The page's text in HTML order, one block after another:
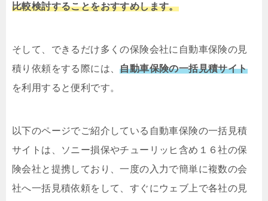
比較検討することをおすすめします。
そして、できるだけ多くの保険会社に自動車保険の見
積り依頼をする際には、自動車保険の一括見積サイト
を利用すると便利です。
以下のページでご紹介している自動車保険の一括見積
サイトは、ソニー損保やチューリッヒ含め１６社の保
険会社と提携しており、一度の入力で簡単に複数の会
社へ一括見積依頼をして、すぐにウェブ上で各社の見